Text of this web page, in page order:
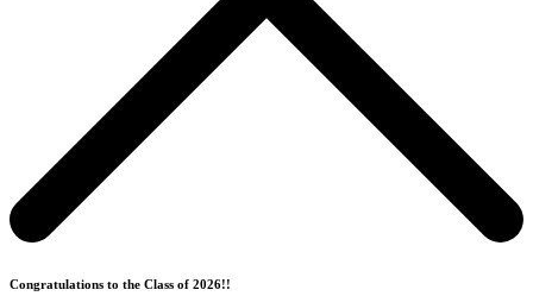
Congratulations to the Class of 2026!!